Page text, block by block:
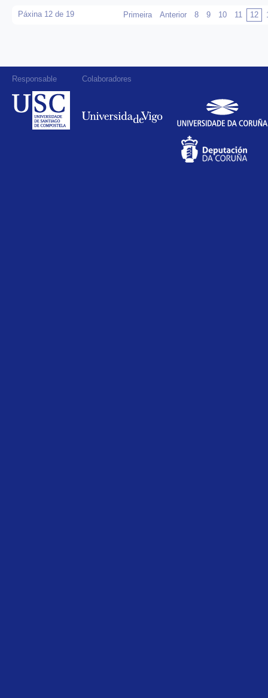
Páxina 12 de 19 Primeira Anterior 8 9 10 11 12
Responsable Colaboradores